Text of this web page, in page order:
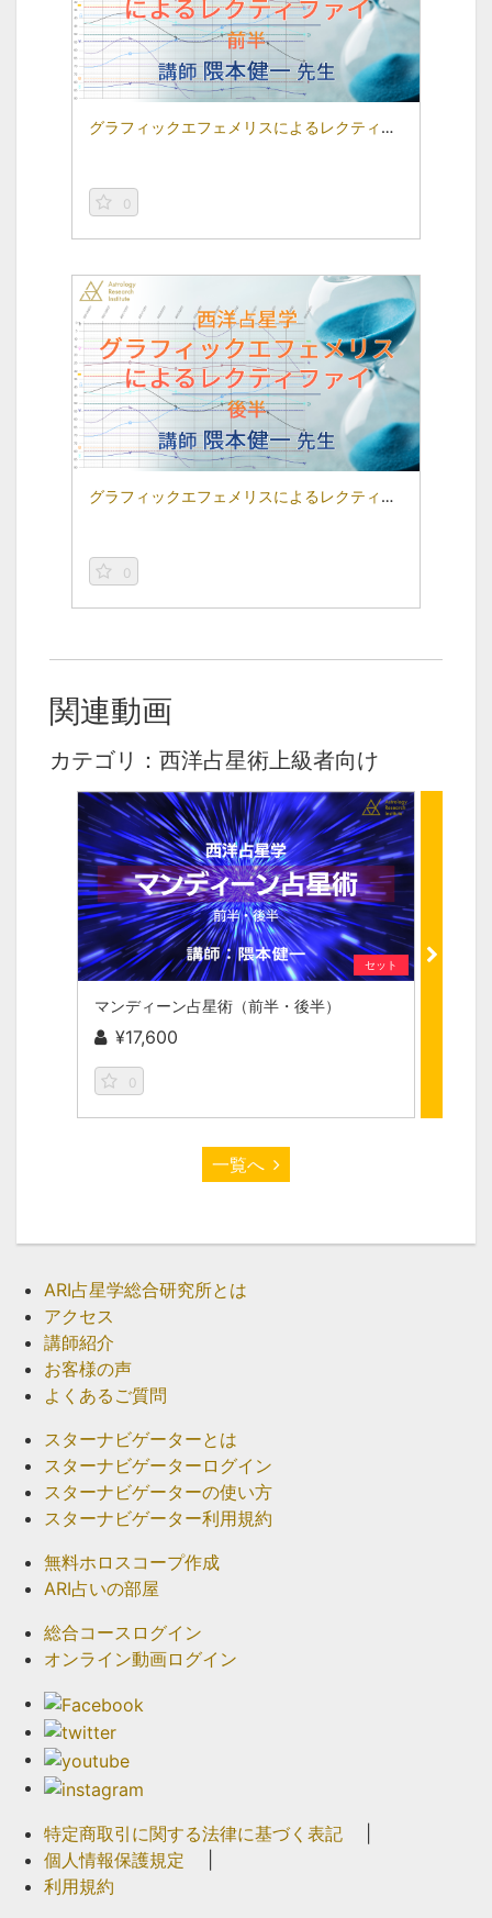
グラフィックエフェメリスによるレクティファイ（前半）
0
グラフィックエフェメリスによるレクティファイ（後半）
0
関連動画
カテゴリ：西洋占星術上級者向け
セット
マンディーン占星術（前半・後半）
¥17,600
0
一覧へ
ARI占星学総合研究所とは
アクセス
講師紹介
お客様の声
よくあるご質問
スターナビゲーターとは
スターナビゲーターログイン
スターナビゲーターの使い方
スターナビゲーター利用規約
無料ホロスコープ作成
ARI占いの部屋
総合コースログイン
オンライン動画ログイン
特定商取引に関する法律に基づく表記
個人情報保護規定
利用規約